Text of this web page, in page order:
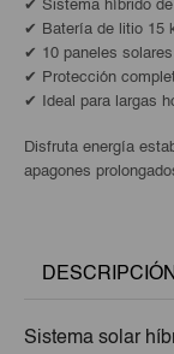
✔ Sistema híbrido
✔ Batería de litio 15
✔ 10 paneles
✔ Protección
✔ Ideal para largas
Disfruta energía
apagones
DESCRIPCIÓN
Sistema solar